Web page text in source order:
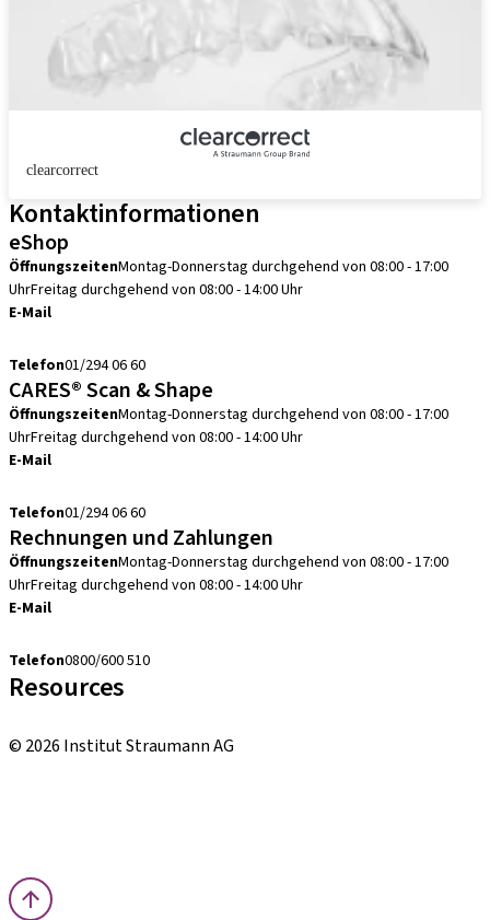
clearcorrect
Kontaktinformationen
eShop
ÖffnungszeitenMontag-Donnerstag durchgehend von 08:00 - 17:00
UhrFreitag durchgehend von 08:00 - 14:00 Uhr
E-Mail
Telefon01/294 06 60
CARES® Scan & Shape
ÖffnungszeitenMontag-Donnerstag durchgehend von 08:00 - 17:00
UhrFreitag durchgehend von 08:00 - 14:00 Uhr
E-Mail
Telefon01/294 06 60
Rechnungen und Zahlungen
ÖffnungszeitenMontag-Donnerstag durchgehend von 08:00 - 17:00
UhrFreitag durchgehend von 08:00 - 14:00 Uhr
E-Mail
Telefon0800/600 510
Resources
© 2026 Institut Straumann AG